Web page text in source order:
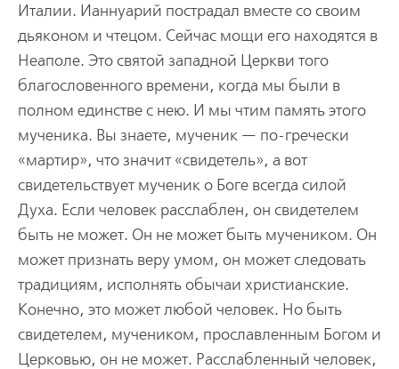
Италии. Ианнуарий пострадал вместе со своим
дьяконом и чтецом. Сейчас мощи его находятся в
Неаполе. Это святой западной Церкви того
благословенного времени, когда мы были в
полном единстве с нею. И мы чтим память этого
мученика. Вы знаете, мученик — по-гречески
«мартир», что значит «свидетель», а вот
свидетельствует мученик о Боге всегда силой
Духа. Если человек расслаблен, он свидетелем
быть не может. Он не может быть мучеником. Он
может признать веру умом, он может следовать
традициям, исполнять обычаи христианские.
Конечно, это может любой человек. Но быть
свидетелем, мучеником, прославленным Богом и
Церковью, он не может. Расслабленный человек,